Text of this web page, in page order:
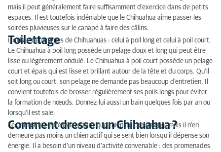
mais il peut généralement faire suffisamment d’exercice dans de petits
espaces. Il est toutefois indéniable que le Chihuahua aime passer les
soirées pluvieuses sur le canapé à faire des câlins.
Toilettage
Il existe deux types de Chihuahuas : celui à poil long et celui à poil court.
Le Chihuahua à poil long possède un pelage doux et long qui peut être
lisse ou légèrement ondulé. Le Chihuahua à poil court possède un pelage
court et épais qui est lisse et brillant autour de la tête et du corps. Qu’il
soit long ou court, son pelage ne demande pas beaucoup d’entretien. Il
convient toutefois de brosser régulièrement ses poils longs pour éviter
la formation de nœuds. Donnez-lui aussi un bain quelques fois par an ou
lorsqu’il est sale.
Comment dresser un Chihuahua ?
Le Chihuahua est élevé en tant que chien de compagnie, mais il n’en
demeure pas moins un chien actif qui se sent bien lorsqu’il dépense son
énergie. Il a besoin d’un niveau d’activité convenable : des promenades